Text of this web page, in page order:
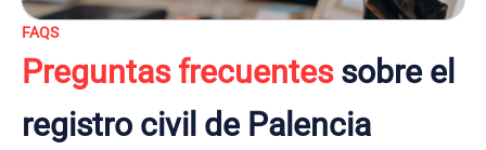
FAQS
Preguntas frecuentessobre el
registro civil de Palencia